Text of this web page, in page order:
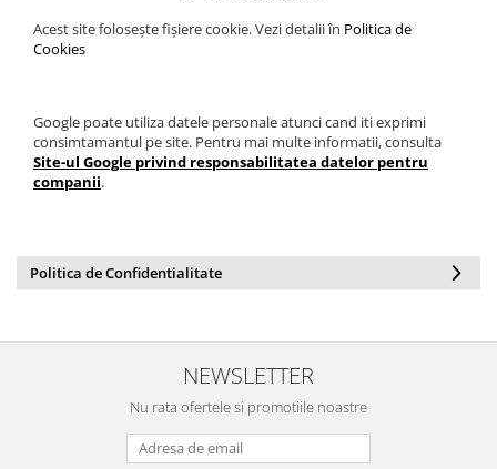
Acest site folosește fișiere cookie. Vezi detalii în Politica de
Cookies
Google poate utiliza datele personale atunci cand iti exprimi
consimtamantul pe site. Pentru mai multe informatii, consulta
Site-ul Google privind responsabilitatea datelor pentru
companii.
Politica de Confidentialitate
NEWSLETTER
Nu rata ofertele si promotiile noastre